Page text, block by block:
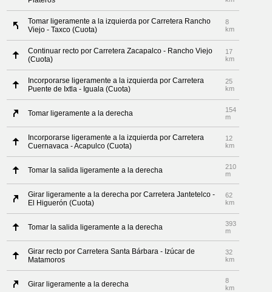
Tomar ligeramente a la izquierda por Carretera Rancho
Viejo - Taxco (Cuota)
8
km
Continuar recto por Carretera Zacapalco - Rancho Viejo
(Cuota)
17
km
Incorporarse ligeramente a la izquierda por Carretera
Puente de Ixtla - Iguala (Cuota)
25
km
Tomar ligeramente a la derecha
154
m
Incorporarse ligeramente a la izquierda por Carretera
Cuernavaca - Acapulco (Cuota)
12
km
Tomar la salida ligeramente a la derecha
210
m
Girar ligeramente a la derecha por Carretera Jantetelco -
El Higuerón (Cuota)
62
km
Tomar la salida ligeramente a la derecha
393
m
Girar recto por Carretera Santa Bárbara - Izúcar de
Matamoros
32
km
Girar ligeramente a la derecha
8
km